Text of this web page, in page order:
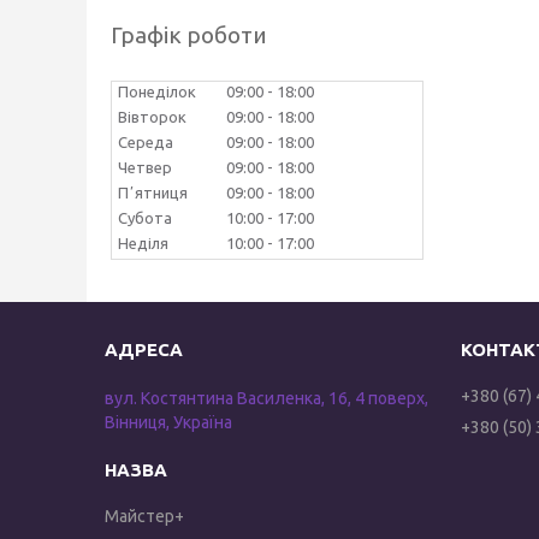
Графік роботи
Понеділок 09:00
18:00
Вівторок
09:00
18:00
Середа
09:00
18:00
Четвер
09:00
18:00
Пʼятниця
09:00
18:00
Субота
10:00
17:00
Неділя
10:00 17:00
вул. Костянтина Василенка, 16, 4 поверх,
Вінниця, Україна
Майстер+
+380 (67)
+380 (50)